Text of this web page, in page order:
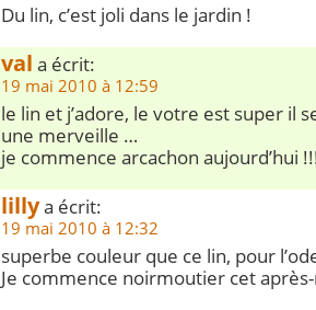
Du lin, c’est joli dans le jardin !
val a écrit:
19 mai 2010 à 12:59
le lin et j’adore, le votre est super il
une merveille …
je commence arcachon aujourd’hui
lillya écrit:
19 mai 2010 à 12:32
superbe couleur que ce lin, pour
Je commence noirmoutier cet